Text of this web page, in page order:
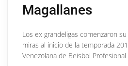
Magallanes
Los ex grandeligas comenzaron
miras al inicio de la temporada
Venezolana de Beisbol Profesional